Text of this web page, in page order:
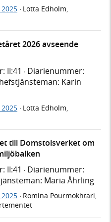
· Lotta Edholm,
2026 avseende
II:41 · Diarienummer:
Karin
· Lotta Edholm,
till Domstolsverket om
II:41 · Diarienummer:
Maria Åhrling
· Romina Pourmokhtari,